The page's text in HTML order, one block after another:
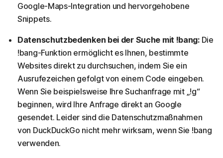
Google-Maps-Integration und hervorgehobene
Snippets.
Datenschutzbedenken bei der Suche mit !bang: Die
!bang-Funktion ermöglicht es Ihnen, bestimmte
Websites direkt zu durchsuchen, indem Sie ein
Ausrufezeichen gefolgt von einem Code eingeben.
Wenn Sie beispielsweise Ihre Suchanfrage mit „!g“
beginnen, wird Ihre Anfrage direkt an Google
gesendet. Leider sind die Datenschutzmaßnahmen
von DuckDuckGo nicht mehr wirksam, wenn Sie !bang
verwenden.